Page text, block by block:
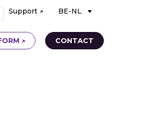
Support ↗ BE-NL
↗ CONTACT